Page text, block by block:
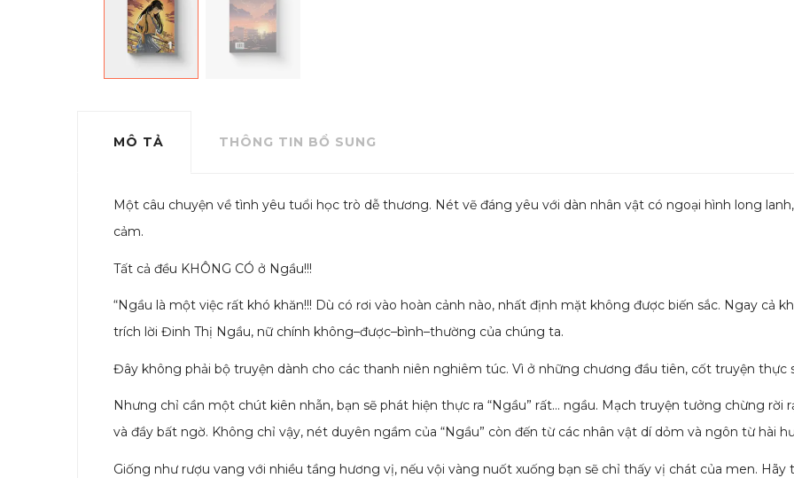
MÔ TẢ THÔNG TIN BỔ SUNG
Một câu chuyện về tình yêu tuổi học trò dễ thương. Nét vẽ đáng yêu với dàn nhân vật có ngoại hình long
cảm.
Tất cả đều KHÔNG CÓ ở Ngầu!!!
“Ngầu là một việc rất khó khăn!!! Dù có rơi vào hoàn cảnh nào, nhất định mặt không được biến sắc. Ngay cả
trích lời Đinh Thị Ngầu, nữ chính không–được–bình–thường của chúng ta.
Đây không phải bộ truyện dành cho các thanh niên nghiêm túc. Vì ở những chương đầu tiên, cốt truyện thực
Nhưng chỉ cần một chút kiên nhẫn, bạn sẽ phát hiện thực ra “Ngầu” rất… ngầu. Mạch truyện tưởng chừng
và đầy bất ngờ. Không chỉ vậy, nét duyên ngầm của “Ngầu” còn đến từ các nhân vật dí dỏm và ngôn từ hài
Giống như rượu vang với nhiều tầng hương vị, nếu vội vàng nuốt xuống bạn sẽ chỉ thấy vị chát của men.